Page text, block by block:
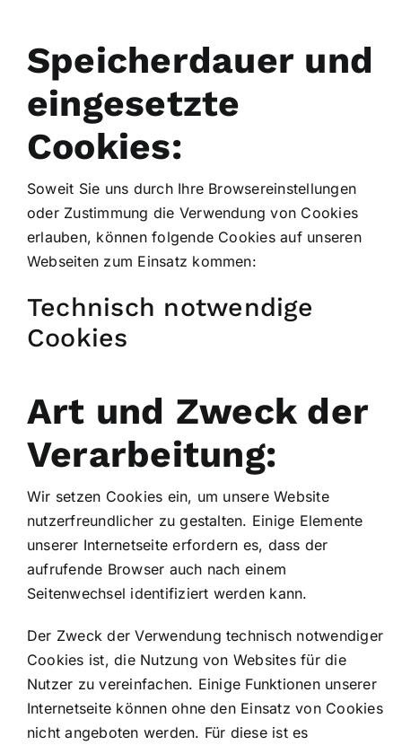
Speicherdauer und
eingesetzte
Cookies:
Soweit Sie uns durch Ihre Browsereinstellungen
oder Zustimmung die Verwendung von Cookies
erlauben, können folgende Cookies auf unseren
Webseiten zum Einsatz kommen:
Technisch notwendige
Cookies
Art und Zweck der
Verarbeitung:
Wir setzen Cookies ein, um unsere Website
nutzerfreundlicher zu gestalten. Einige Elemente
unserer Internetseite erfordern es, dass der
aufrufende Browser auch nach einem
Seitenwechsel identifiziert werden kann.
Der Zweck der Verwendung technisch notwendiger
Cookies ist, die Nutzung von Websites für die
Nutzer zu vereinfachen. Einige Funktionen unserer
Internetseite können ohne den Einsatz von Cookies
nicht angeboten werden. Für diese ist es